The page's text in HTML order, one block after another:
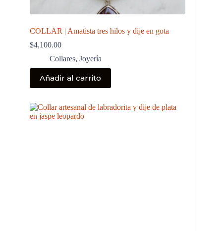
COLLAR | Amatista tres hilos y dije en gota
$4,100.00
Collares, Joyería
Añadir al carrito